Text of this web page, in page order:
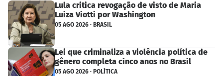
Lula critica revogação de visto de Maria
Luiza Viotti por Washington
05 AGO 2026 · BRASIL
Lei que criminaliza a violência política de
gênero completa cinco anos no Brasil
05 AGO 2026 · POLÍTICA